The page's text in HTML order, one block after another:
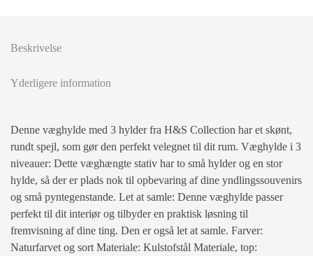
Beskrivelse
Yderligere information
Denne væghylde med 3 hylder fra H&S Collection har et skønt,
rundt spejl, som gør den perfekt velegnet til dit rum. Væghylde i 3
niveauer: Dette væghængte stativ har to små hylder og en stor
hylde, så der er plads nok til opbevaring af dine yndlingssouvenirs
og små pyntegenstande. Let at samle: Denne væghylde passer
perfekt til dit interiør og tilbyder en praktisk løsning til
fremvisning af dine ting. Den er også let at samle. Farver:
Naturfarvet og sort Materiale: Kulstofstål Materiale, top: